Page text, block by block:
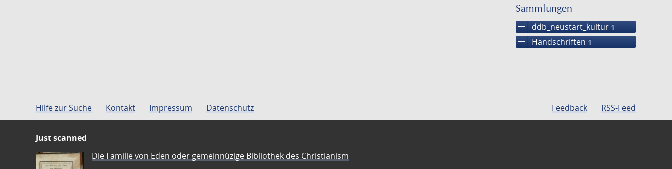
Sammlungen
remove ddb_neustart_kultur 1
remove Handschriften 1
Hilfe zur Suche Kontakt Impressum Datenschutz Feedback RSS-Feed
Just scanned
Die Familie von Eden oder gemeinnüzige Bibliothek des Christianism